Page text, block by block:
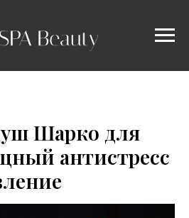
Шарко для
антистресс